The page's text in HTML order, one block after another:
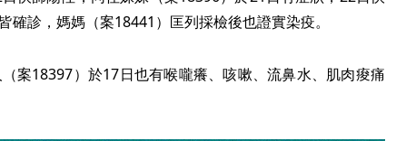
確診，媽媽（案18441）匡列採檢後也證實染疫。
案18397）於17日也有喉嚨癢、咳嗽、流鼻水、肌肉痠痛